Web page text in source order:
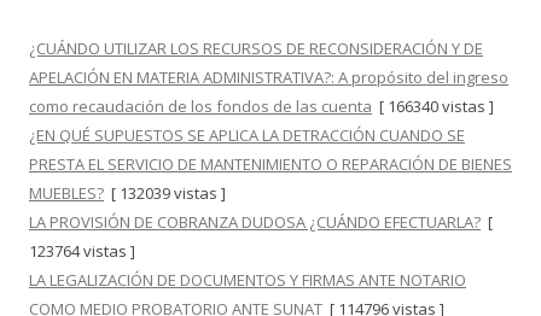
¿CUÁNDO UTILIZAR LOS RECURSOS DE RECONSIDERACIÓN Y DE
APELACIÓN EN MATERIA ADMINISTRATIVA?: A propósito del ingreso
como recaudación de los fondos de las cuenta [ 166340 vistas ]
¿EN QUÉ SUPUESTOS SE APLICA LA DETRACCIÓN CUANDO SE
PRESTA EL SERVICIO DE MANTENIMIENTO O REPARACIÓN DE BIENES
MUEBLES? [ 132039 vistas ]
LA PROVISIÓN DE COBRANZA DUDOSA ¿CUÁNDO EFECTUARLA? [
123764 vistas ]
LA LEGALIZACIÓN DE DOCUMENTOS Y FIRMAS ANTE NOTARIO
COMO MEDIO PROBATORIO ANTE SUNAT [ 114796 vistas ]